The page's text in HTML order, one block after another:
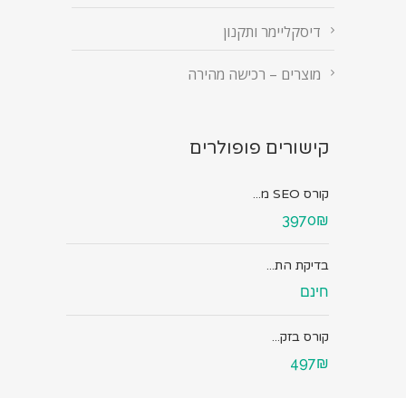
דיסקליימר ותקנון
מוצרים – רכישה מהירה
קישורים פופולרים
קורס SEO מ...
3970₪
בדיקת הת...
חינם
קורס בזק...
497₪